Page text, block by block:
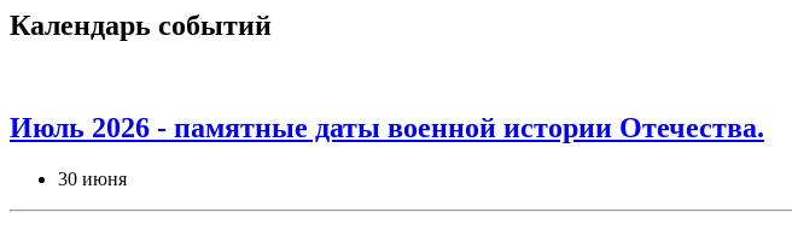
Календарь событий
Июль 2026 - памятные даты военной истории Отечества.
30 июня